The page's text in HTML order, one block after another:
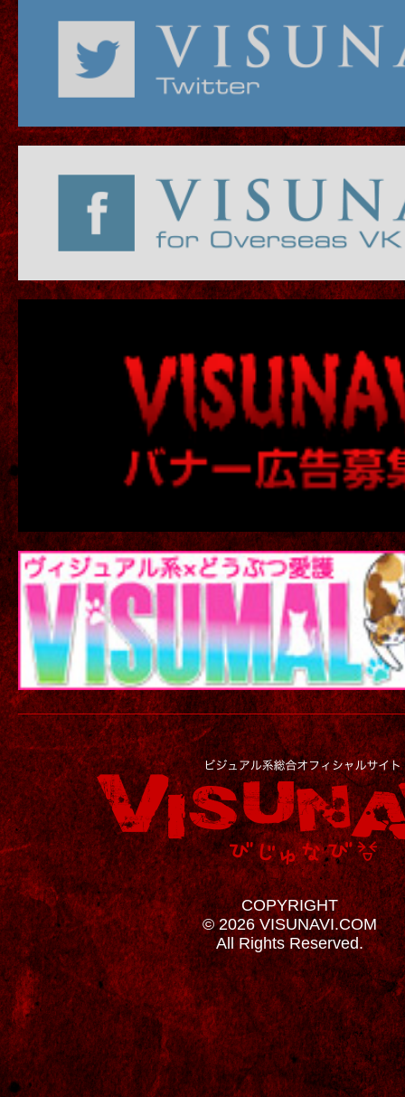
COPYRIGHT
© 2026 VISUNAVI.COM
All Rights Reserved.